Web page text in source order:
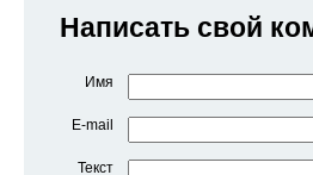
Написать свой
Имя
E-mail
Текст